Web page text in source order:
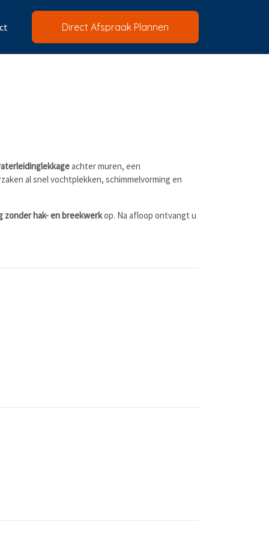
Direct Afspraak Plannen
achter muren, een
al snel vochtplekken, schimmelvorming en
zonder hak- en breekwerkop. Na afloop ontvangt u